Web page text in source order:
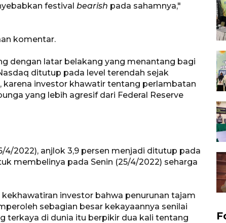
festival bearish pada sahamnya,"
komentar.
dengan latar belakang yang menantang bagi
ditutup pada level terendah sejak
karena investor khawatir tentang perlambatan
yang lebih agresif dari Federal Reserve
4/2022), anjlok 3,9 persen menjadi ditutup pada
membelinya pada Senin (25/4/2022) seharga
investor bahwa penurunan tajam
sebagian besar kekayaannya senilai
terkaya di dunia itu berpikir dua kali tentang